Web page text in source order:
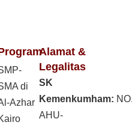
di
Azhar
Alamat &
Legalitas
SK
Kemenkumham:
AHU-